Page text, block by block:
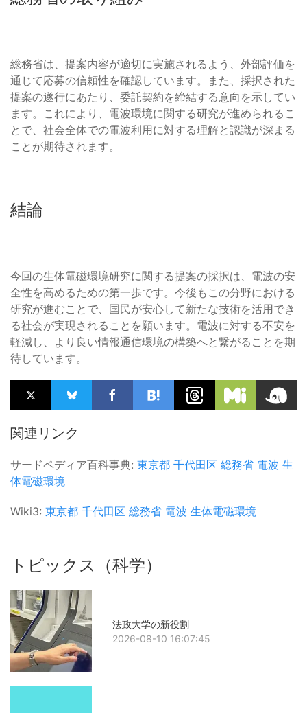
総務省は、提案内容が適切に実施されるよう、外部評価を
通じて応募の信頼性を確認しています。また、採択された
提案の遂行にあたり、委託契約を締結する意向を示してい
ます。これにより、電波環境に関する研究が進められるこ
とで、社会全体での電波利用に対する理解と認識が深まる
ことが期待されます。
結論
今回の生体電磁環境研究に関する提案の採択は、電波の安
全性を高めるための第一歩です。今後もこの分野における
研究が進むことで、国民が安心して新たな技術を活用でき
る社会が実現されることを願います。電波に対する不安を
軽減し、より良い情報通信環境の構築へと繋がることを期
待しています。
関連リンク
サードペディア百科事典: 東京都 千代田区 総務省 電波 生
体電磁環境
Wiki3: 東京都 千代田区 総務省 電波 生体電磁環境
トピックス（科学）
法政大学の新役割
2026-08-10 16:07:45